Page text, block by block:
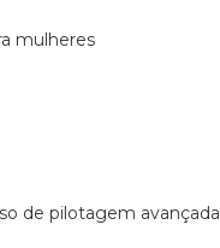
mulheres
de pilotagem avançada